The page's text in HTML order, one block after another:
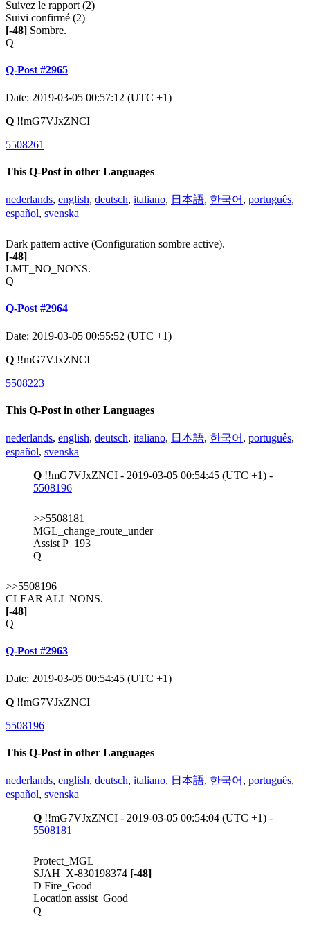
Suivez le rapport (2)
Suivi confirmé (2)
[-48] Sombre.
Q
Q-Post #2965
Date: 2019-03-05 00:57:12 (UTC +1)
Q !!mG7VJxZNCI
5508261
This Q-Post in other Languages
nederlands, english, deutsch, italiano, 日本語, 한국어 , português,
español, svenska
Dark pattern active (Configuration sombre active).
[-48]
LMT_NO_NONS.
Q
Q-Post #2964
Date: 2019-03-05 00:55:52 (UTC +1)
Q !!mG7VJxZNCI
5508223
This Q-Post in other Languages
nederlands, english, deutsch, italiano, 日本語, 한국어 , português,
español, svenska
Q !!mG7VJxZNCI - 2019-03-05 00:54:45 (UTC +1) -
5508196
>>5508181
MGL_change_route_under
Assist P_193
Q
>>5508196
CLEAR ALL NONS.
[-48]
Q
Q-Post #2963
Date: 2019-03-05 00:54:45 (UTC +1)
Q !!mG7VJxZNCI
5508196
This Q-Post in other Languages
nederlands, english, deutsch, italiano, 日本語, 한국어 , português,
español, svenska
Q !!mG7VJxZNCI - 2019-03-05 00:54:04 (UTC +1) -
5508181
Protect_MGL
SJAH_X-830198374 [-48]
D Fire_Good
Location assist_Good
Q